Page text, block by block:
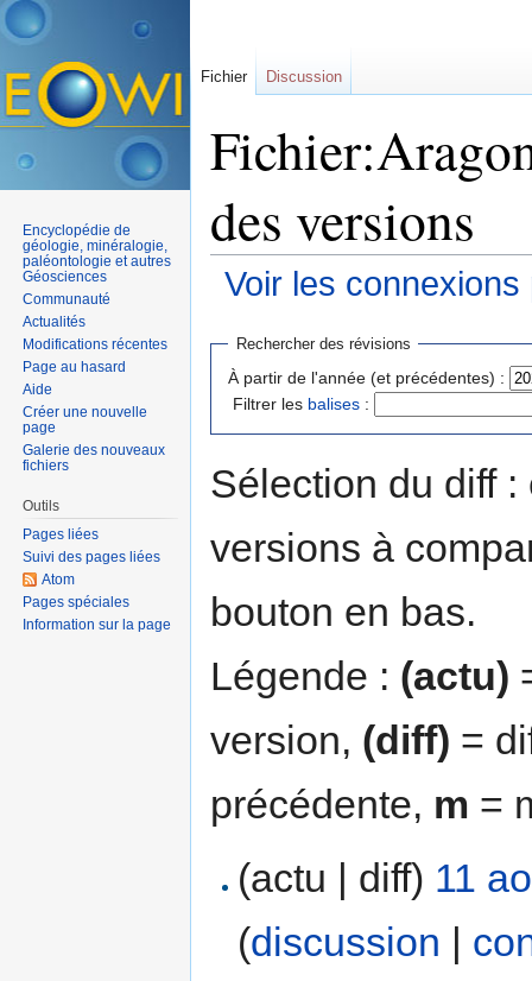
des versions
Voir les
Rechercher des révisions
À partir de l'année (et précédentes) :
Filtrer les balises :
Sélection du diff
versions à
bouton en bas.
Légende : (actu)
version, (diff) =
précédente, m =
(actu | diff) 11
(discussion |
Fichier Discussion
Encyclopédie de
géologie, minéralogie,
paléontologie et autres
Géosciences
Communauté
Actualités
Modifications récentes
Page au hasard
Aide
Créer une nouvelle
page
Galerie des nouveaux
fichiers
Outils
Pages liées
Suivi des pages liées
Atom
Pages spéciales
Information sur la page